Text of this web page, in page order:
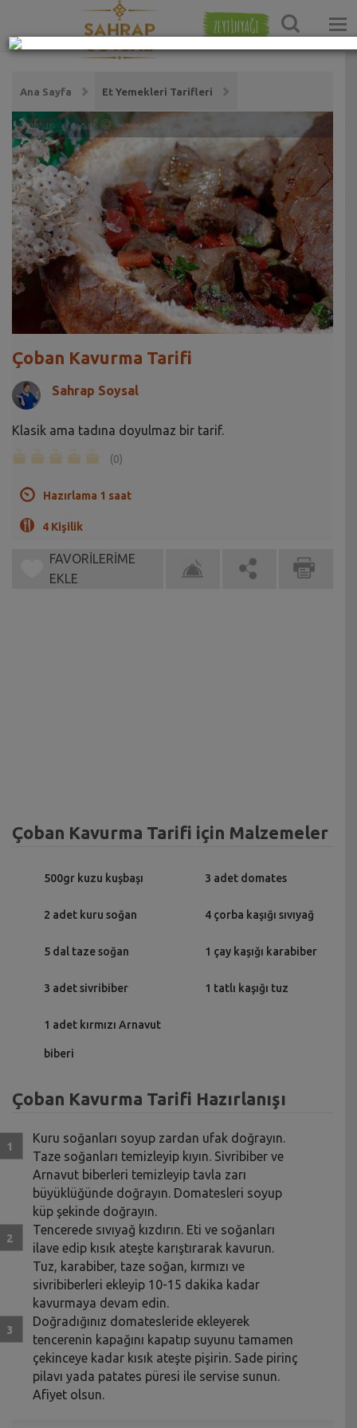
ZEYTİNYAĞI
Ana Sayfa Et Yemekleri Tarifleri
Çoban Kavurma Tarifi
Sahrap Soysal
Klasik ama tadına doyulmaz bir tarif.
(0)
Hazırlama 1 saat
4 Kişilik
FAVORİLERİME
EKLE
Çoban Kavurma Tarifi için Malzemeler
500gr kuzu kuşbaşı
2 adet kuru soğan
5 dal taze soğan
3 adet sivribiber
1 adet kırmızı Arnavut
biberi
3 adet domates
4 çorba kaşığı sıvıyağ
1 çay kaşığı karabiber
1 tatlı kaşığı tuz
Çoban Kavurma Tarifi Hazırlanışı
Kuru soğanları soyup zardan ufak doğrayın.
Taze soğanları temizleyip kıyın. Sivribiber ve
Arnavut biberleri temizleyip tavla zarı
büyüklüğünde doğrayın. Domatesleri soyup
küp şekinde doğrayın.
Tencerede sıvıyağ kızdırın. Eti ve soğanları
ilave edip kısık ateşte karıştırarak kavurun.
Tuz, karabiber, taze soğan, kırmızı ve
sivribiberleri ekleyip 10-15 dakika kadar
kavurmaya devam edin.
Doğradığınız domatesleride ekleyerek
tencerenin kapağını kapatıp suyunu tamamen
çekinceye kadar kısık ateşte pişirin. Sade pirinç
pilavı yada patates püresi ile servise sunun.
Afiyet olsun.